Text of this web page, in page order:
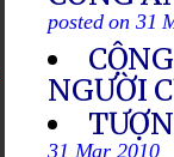
posted on 31
NGƯỜI